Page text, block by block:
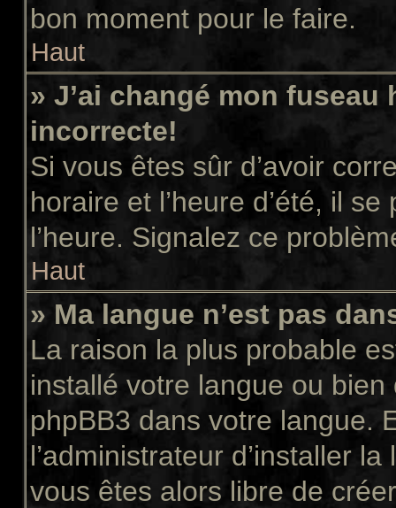
bon moment pour le faire.
Haut
» J’ai changé mon fuseau
incorrecte!
Si vous êtes sûr d’avoir
horaire et l’heure d’été, il
l’heure. Signalez ce
Haut
» Ma langue n’est pas
La raison la plus probable
installé votre langue ou
phpBB3 dans votre langue.
l’administrateur d’installer
vous êtes alors libre de